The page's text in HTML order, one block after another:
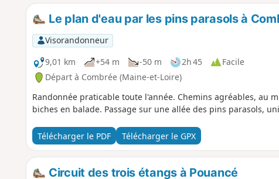
Le plan d'eau par les pins parasols à
Visorandonneur
9,01 km
+54 m -50 m 2h 45
Facile
Départ à Combrée (Maine-et-Loire)
Randonnée praticable toute l'année. Chemins agréables, au
biches en balade. Passage sur une allée des pins parasols,
Télécharger le PDF Télécharger le GPX
Circuit des trois étangs à Pouancé